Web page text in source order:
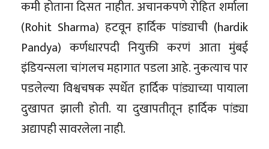
कमी होताना दिसत नाहीत. अचानकपणे रोहित शर्माला
(Rohit Sharma) हटवून हार्दिक पांड्याची (hardik
Pandya) कर्णधारपदी नियुक्ती करणं आता मुंबई
इंडियन्सला चांगलच महागात पडला आहे. नुकत्याच पार
पडलेल्या विश्वचषक स्पर्धेत हार्दिक पांड्याच्या पायाला
दुखापत झाली होती. या दुखापतीतून हार्दिक पांड्या
अद्यापही सावरलेला नाही.